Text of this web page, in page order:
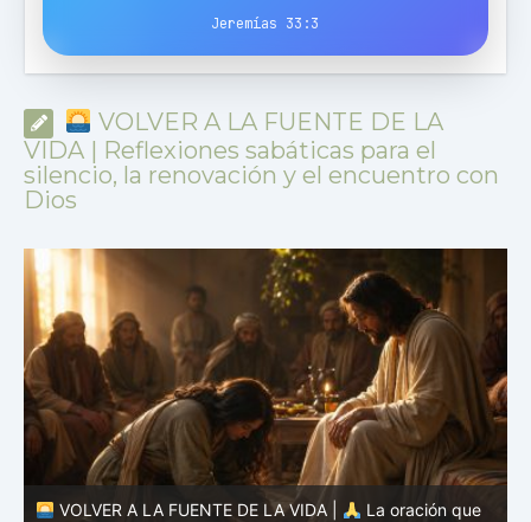
Jeremías 33:3
VOLVER A LA FUENTE DE LA
VIDA | Reflexiones sabáticas para el
silencio, la renovación y el encuentro con
Dios
VOLVER A LA FUENTE DE LA VIDA |
La oración que